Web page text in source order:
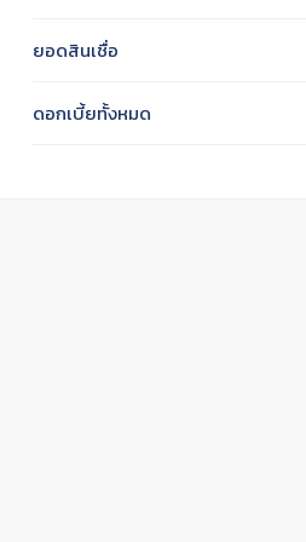
ยอดสินเชื่อ
ดอกเบี้ยทั้งหมด